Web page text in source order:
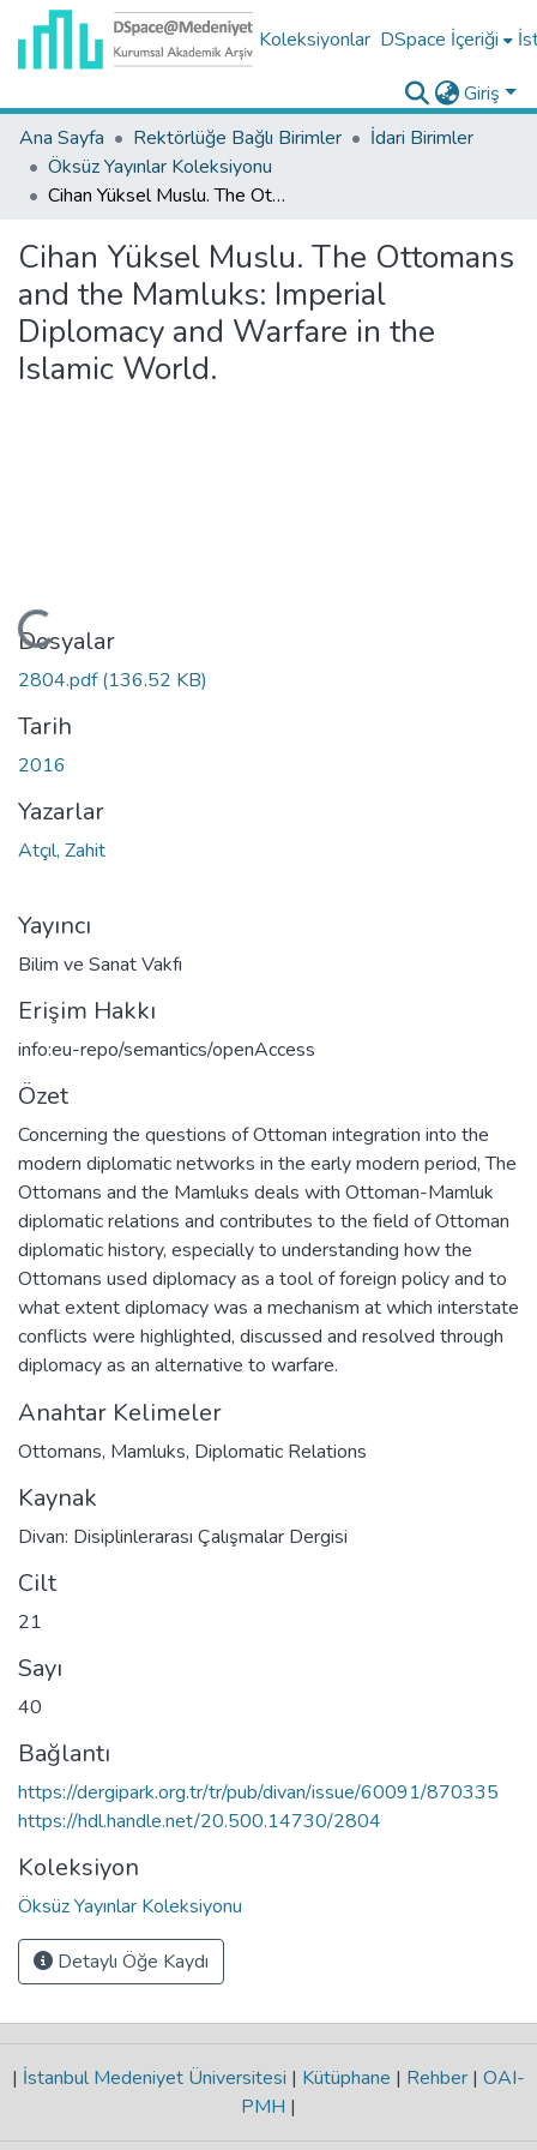
Koleksiyonlar DSpace İçeriği
Giriş
Ana Sayfa
Rektörlüğe Bağlı Birimler
İdari Birimler
Öksüz Yayınlar Koleksiyonu
Cihan Yüksel Muslu. The Ottomans and the Mamluks: Imperial Diplomacy and Warfare in the Islamic World.
Cihan Yüksel Muslu. The Ottomans
and the Mamluks: Imperial
Diplomacy and Warfare in the
Islamic World.
Yükleniyor...
Dosyalar
2804.pdf(136.52 KB)
Tarih
2016
Yazarlar
Atçıl, Zahit
Yayıncı
Bilim ve Sanat Vakfı
Erişim Hakkı
info:eu-repo/semantics/openAccess
Özet
Concerning the questions of Ottoman integration into the
modern diplomatic networks in the early modern period, The
Ottomans and the Mamluks deals with Ottoman-Mamluk
diplomatic relations and contributes to the field of Ottoman
diplomatic history, especially to understanding how the
Ottomans used diplomacy as a tool of foreign policy and to
what extent diplomacy was a mechanism at which interstate
conflicts were highlighted, discussed and resolved through
diplomacy as an alternative to warfare.
Anahtar Kelimeler
Ottomans, Mamluks, Diplomatic Relations
Kaynak
Divan: Disiplinlerarası Çalışmalar Dergisi
Cilt
21
Sayı
40
Bağlantı
https://dergipark.org.tr/tr/pub/divan/issue/60091/870335
https://hdl.handle.net/20.500.14730/2804
Koleksiyon
Öksüz Yayınlar Koleksiyonu
Detaylı Öğe Kaydı
| İstanbul Medeniyet Üniversitesi | Kütüphane | Rehber | OAI-
PMH |